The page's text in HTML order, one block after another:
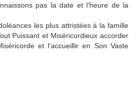
pas la date et l’heure de la
les plus attristées à la famille
Puissant et Miséricordieux accorder
et l'accueillir en Son Vaste